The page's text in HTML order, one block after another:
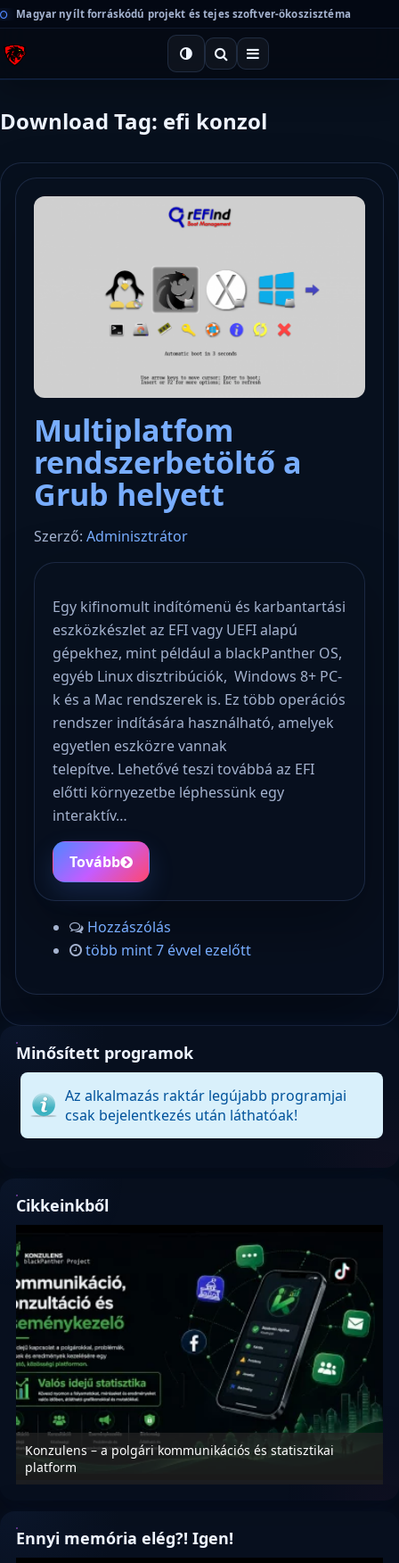
Magyar nyílt forráskódú projekt és tejes szoftver-ökoszisztéma
Download Tag: efi konzol
Multiplatfom
rendszerbetöltő a
Grub helyett
Szerző: Adminisztrátor
Egy kifinomult indítómenü és karbantartási
eszközkészlet az EFI vagy UEFI alapú
gépekhez, mint például a blackPanther OS,
egyéb Linux disztribúciók, Windows 8+ PC-
k és a Mac rendszerek is. Ez több operációs
rendszer indítására használható, amelyek
egyetlen eszközre vannak
telepítve. Lehetővé teszi továbbá az EFI
előtti környezetbe léphessünk egy
interaktív…
Tovább
Hozzászólás
több mint 7 évvel ezelőtt
Minősített programok
Az alkalmazás raktár legújabb programjai
csak bejelentkezés után láthatóak!
Cikkeinkből
Konzulens – a polgári kommunikációs és statisztikai
platform
Ennyi memória elég?! Igen!